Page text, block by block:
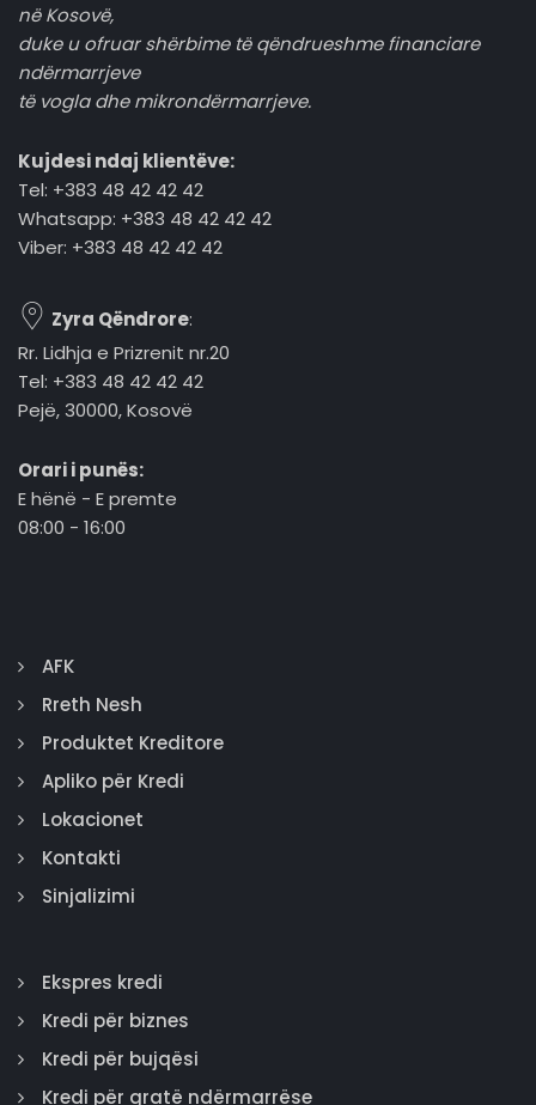
në Kosovë,
duke u ofruar shërbime të qëndrueshme financiare
ndërmarrjeve
të vogla dhe mikrondërmarrjeve.
Kujdesi ndaj klientëve:
Tel: +383 48 42 42 42
Whatsapp: +383 48 42 42 42
Viber: +383 48 42 42 42
Zyra Qëndrore:
Rr. Lidhja e Prizrenit nr.20
Tel: +383 48 42 42 42
Pejë, 30000, Kosovë
Orari i punës:
E hënë - E premte
08:00 - 16:00
AFK
Rreth Nesh
Produktet Kreditore
Apliko për Kredi
Lokacionet
Kontakti
Sinjalizimi
Ekspres kredi
Kredi për biznes
Kredi për bujqësi
Kredi për gratë ndërmarrëse